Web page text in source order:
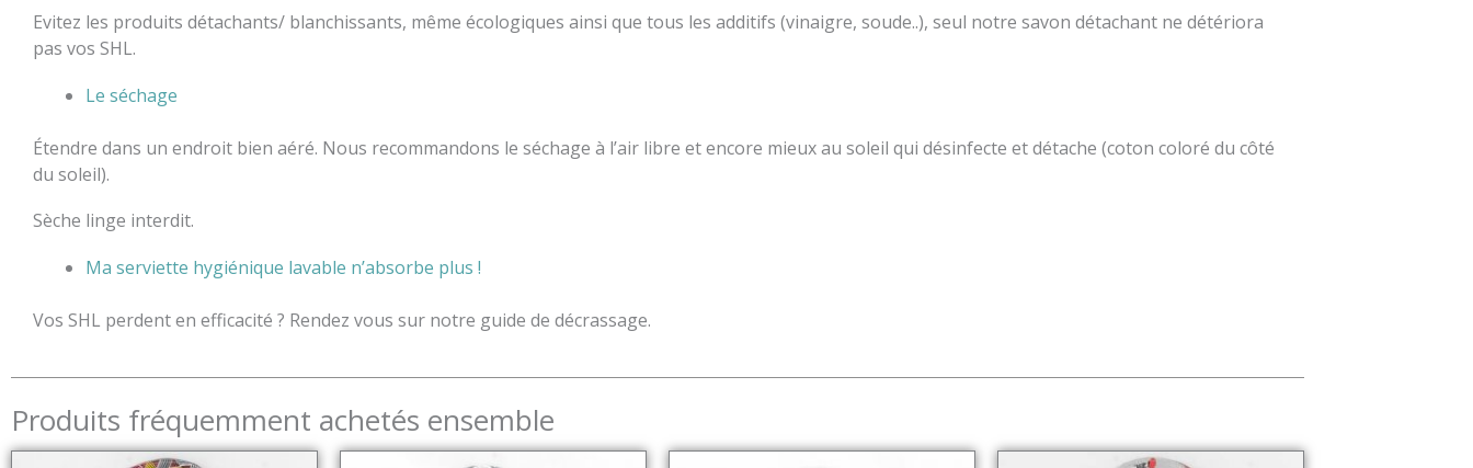
Evitez les produits détachants/ blanchissants, même écologiques ainsi que tous les additifs (vinaigre, soude..), seul notre savon détachant ne détériora
pas vos SHL.
Le séchage
Étendre dans un endroit bien aéré. Nous recommandons le séchage à l’air libre et encore mieux au soleil qui désinfecte et détache (coton coloré du côté
du soleil).
Sèche linge interdit.
Ma serviette hygiénique lavable n’absorbe plus !
Vos SHL perdent en efficacité ? Rendez vous sur notre guide de décrassage.
Produits fréquemment achetés ensemble